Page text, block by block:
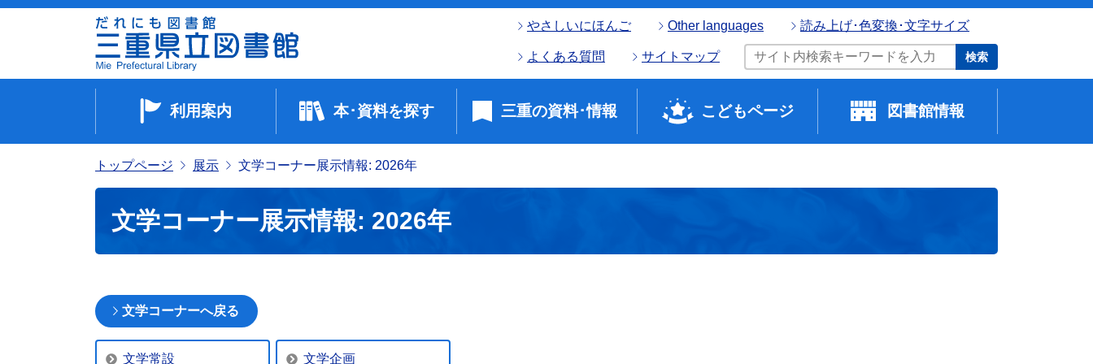
やさしいにほんご Other languages 読み上げ･色変換･文字サイズ
よくある質問 サイトマップ 検索
利用案内 本･資料を探す 三重の資料･情報 こどもページ 図書館情報
トップページ 展示 文学コーナー展示情報: 2026年
文学コーナー展示情報: 2026年
文学コーナーへ戻る
文学常設 文学企画